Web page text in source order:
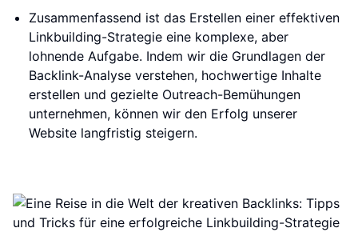
Zusammenfassend ist das Erstellen einer effektiven
Linkbuilding-Strategie eine komplexe, aber
lohnende Aufgabe. Indem wir die Grundlagen der
Backlink-Analyse verstehen, hochwertige Inhalte
erstellen und gezielte Outreach-Bemühungen
unternehmen, können wir den Erfolg unserer
Website langfristig steigern.